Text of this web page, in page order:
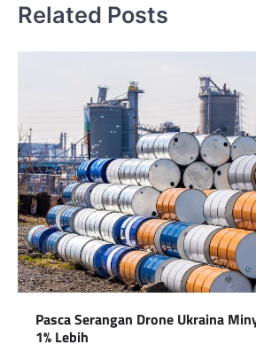
Related Posts
Pasca Serangan Drone Ukraina
1% Lebih